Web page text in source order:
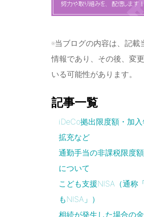
※当ブログの内容は、記載
情報であり、その後、変
いる可能性があります。
記事一覧
iDeCo拠出限度額・加
拡充など
通勤手当の非課税限度
について
こども支援NISA（通称
もNISA」）
相続が発生した場合の